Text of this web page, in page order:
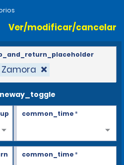
Ver/modificar/cancelar
common_time*
common_time*